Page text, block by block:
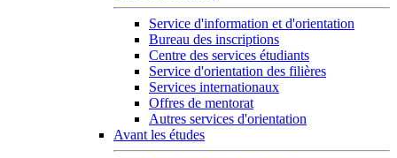
Service d'information et d'orientation
Bureau des inscriptions
Centre des services étudiants
Service d'orientation des filières
Services internationaux
Offres de mentorat
Autres services d'orientation
Avant les études